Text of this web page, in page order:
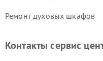
Ремонт духовых шкафов
Miele
Контакты сервис